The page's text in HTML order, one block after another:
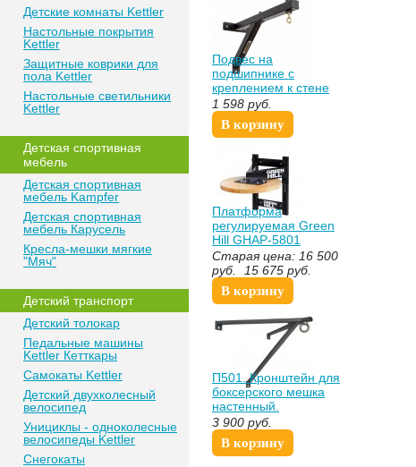
Детские комнаты Kettler
Настольные покрытия
Kettler
Защитные коврики для
пола Kettler
Настольные светильники
Kettler
Детская спортивная
мебель
Детская спортивная
мебель Kampfer
Детская спортивная
мебель Карусель
Кресла-мешки мягкие
"Мяч"
Детский транспорт
Детский толокар
Педальные машины
Kettler Кетткары
Самокаты Kettler
Детский двухколесный
велосипед
Унициклы - одноколесные
велосипеды Kettler
Снегокаты
Подвес на
подшипнике с
креплением к стене
Vasil
1 598 руб.
В корзину
Платформа
регулируемая Green
Hill GHAP-5801
Старая цена: 16 500
руб.
15 675 руб.
В корзину
П501. Кронштейн для
боксерского мешка
настенный.
3 900 руб.
В корзину